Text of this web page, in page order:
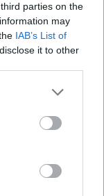
parties on the
may
IAB’s List of
it to other